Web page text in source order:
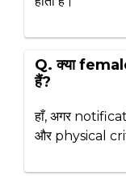
Q. क्या
हैं?
हाँ, अगर
और physical